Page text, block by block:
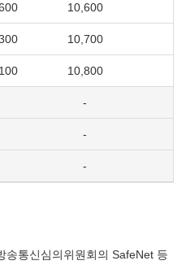
10,600
10,700
10,800
-
-
-
송통신심의위원회의 SafeNet 등